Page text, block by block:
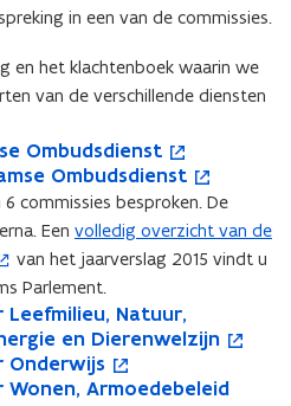
in een van de commissies.
en het klachtenboek waarin we
van de verschillende diensten
Ombudsdienst
Ombudsdienst
commissies besproken. De
Een volledig overzicht van de
(
o
p
e
n
t
van het jaarverslag 2015 vindt u
Parlement.
Leefmilieu, Natuur,
en Dierenwelzijn
Onderwijs
Wonen, Armoedebeleid